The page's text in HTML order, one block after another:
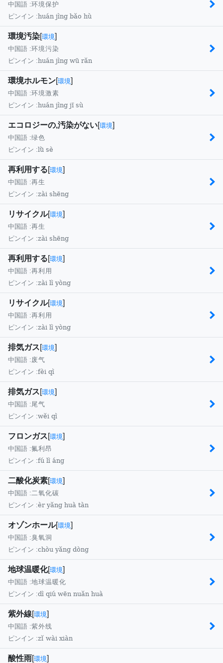
中国語 :环境保护
ピンイン :huán jìng bǎo hù
環境汚染[環境]
中国語 :环境污染
ピンイン :huán jìng wū rǎn
環境ホルモン[環境]
中国語 :环境激素
ピンイン :huán jìng jī sù
エコロジーの,汚染がない[環境]
中国語 :绿色
ピンイン :lǜ sè
再利用する[環境]
中国語 :再生
ピンイン :zài shēng
リサイクル[環境]
中国語 :再生
ピンイン :zài shēng
再利用する[環境]
中国語 :再利用
ピンイン :zài lì yòng
リサイクル[環境]
中国語 :再利用
ピンイン :zài lì yòng
排気ガス[環境]
中国語 :废气
ピンイン :fèi qì
排気ガス[環境]
中国語 :尾气
ピンイン :wěi qì
フロンガス[環境]
中国語 :氟利昂
ピンイン :fú lì áng
二酸化炭素[環境]
中国語 :二氧化碳
ピンイン :èr yǎng huà tàn
オゾンホール[環境]
中国語 :臭氧洞
ピンイン :chòu yǎng dòng
地球温暖化[環境]
中国語 :地球温暖化
ピンイン :dì qiú wēn nuǎn huà
紫外線[環境]
中国語 :紫外线
ピンイン :zǐ wài xiàn
酸性雨[環境]